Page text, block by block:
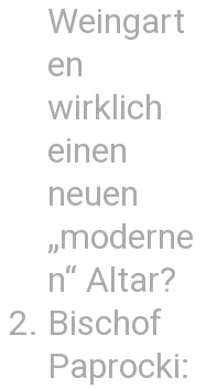
Weingart
en
wirklich
einen
neuen
„moderne
n“ Altar?
Bischof
Paprocki: